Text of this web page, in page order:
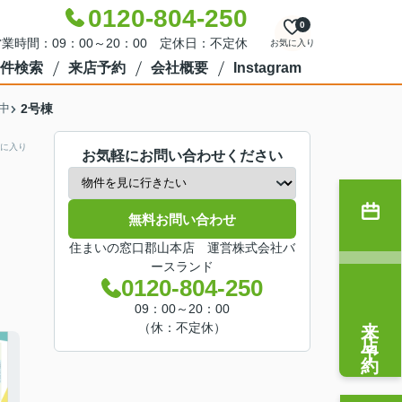
0120-804-250
時間：09：00～20：00 定休日：不定休 お気に入り
0
検索 来店予約 会社概要 Instagram
2号棟
入り
お気軽にお問い合わせください
無料お問い合わせ
住まいの窓口郡山本店 運営株式会社バ
ースランド
0120-804-250
09：00～20：00
（休：不定休）
来店予約